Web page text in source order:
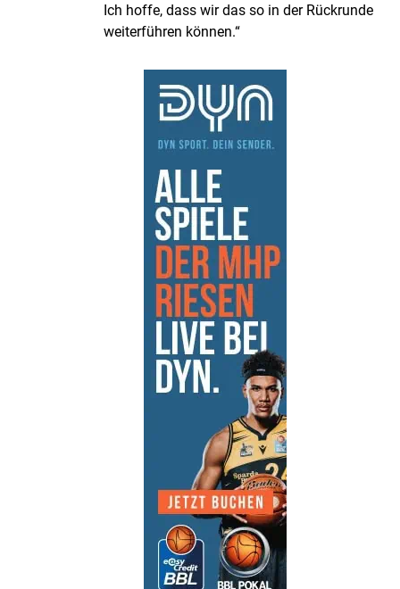
Ich hoffe, dass wir das so in der Rückrunde
weiterführen können.“